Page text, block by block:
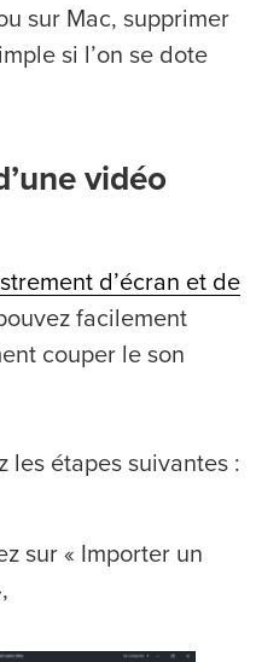
sur Mac, supprimer
si l’on se dote
vidéo
d’écran et de
facilement
couper le son
les étapes suivantes :
sur « Importer un